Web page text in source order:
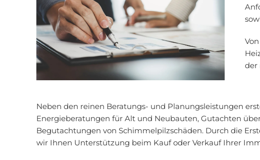
der
Neben den reinen Beratungs- und Planungsleistungen
Energieberatungen für Alt und Neubauten, Gutachten
Begutachtungen von Schimmelpilzschäden. Durch die
wir Ihnen Unterstützung beim Kauf oder Verkauf Ihrer